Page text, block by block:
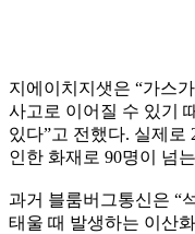
지에이치지샛은 “가스
사고로 이어질 수 있기
있다”고 전했다. 실제로
인한 화재로 90명이 넘
과거 블룸버그통신은 “
태울 때 발생하는 이산